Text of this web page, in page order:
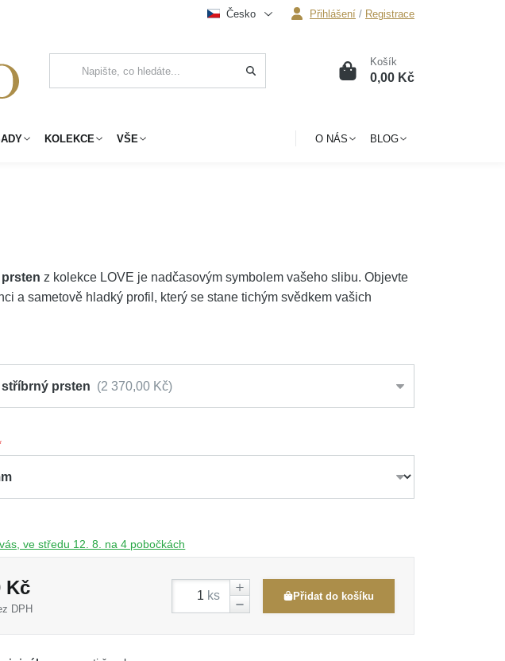
Česko Přihlášení / Registrace
0 Košík
0,00 Kč
KOLEKCE VŠE O NÁS BLOG
prsten z kolekce LOVE je nadčasovým symbolem vašeho slibu. Objevte
a sametově hladký profil, který se stane tichým svědkem vašich
stříbrný prsten 2 370,00 Kč
ve středu 12. 8. na 4 pobočkách
Kč
DPH
ks Přidat do košíku